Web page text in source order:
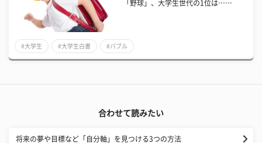
「野球」、大学生世代の1位は……
#大学生 #大学生白書 #バブル
合わせて読みたい
将来の夢や目標など「自分軸」を見つける3つの方法